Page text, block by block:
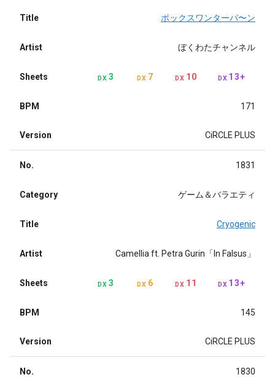
Title ボックスワンターバ〜ン
Artist ぼくわたチャンネル
Sheets DX 3 DX 7 DX 10 DX 13+
BPM 171
Version CiRCLE PLUS
No. 1831
Category ゲーム＆バラエティ
Title Cryogenic
Artist Camellia ft. Petra Gurin「In Falsus」
Sheets DX 3 DX 6 DX 11 DX 13+
BPM 145
Version CiRCLE PLUS
No. 1830